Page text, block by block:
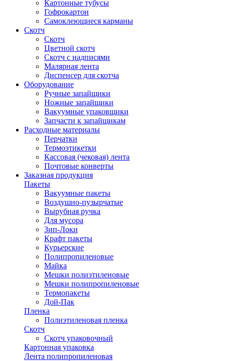
Картонные тубусы
Гофрокартон
Самоклеющиеся карманы
Скотч
Скотч
Цветной скотч
Скотч с надписями
Малярная лента
Диспенсер для скотча
Оборудование
Ручные запайщики
Ножные запайщики
Вакуумные упаковщики
Запчасти к запайщикам
Расходные материалы
Перчатки
Термоэтикетки
Кассовая (чековая) лента
Почтовые конверты
Заказная продукция
Пакеты
Вакуумные пакеты
Воздушно-пузырчатые
Вырубная ручка
Для мусора
Зип-Локи
Крафт пакеты
Курьерские
Полипропиленовые
Майка
Мешки полиэтиленовые
Мешки полипропиленовые
Термопакеты
Дой-Пак
Пленка
Полиэтиленовая пленка
Скотч
Скотч упаковочный
Картонная упаковка
Лента полипропиленовая